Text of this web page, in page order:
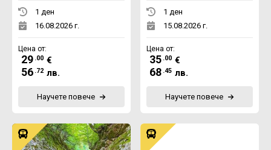
1 ден
16.08.2026 г.
Цена от:
29 .00 €
56 .72 лв.
Научете повече
1 ден
15.08.2026 г.
Цена от:
35 .00 €
68 .45 лв.
Научете повече